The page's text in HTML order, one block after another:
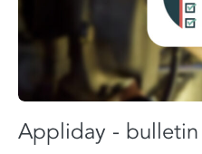
Appliday -